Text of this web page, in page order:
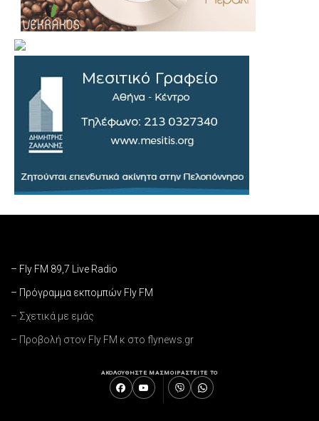
– Fly FM 89,7 Live Radio
– Πρόγραμμα εκπομπών Fly FM
– Σχετικά με εμάς
– Προβολή στον Fly FM κ στο flynews.gr
ΑΚΟΛΟΥΘΗΣΤΕ ΜΑΣΜΟΙΡΑΣΤΕΙΤΕ ΤΟ